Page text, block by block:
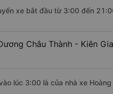
xe bắt đầu từ 3:00 đến
Châu Thành - Kiên
lúc 3:00 là của nhà xe Hoàng